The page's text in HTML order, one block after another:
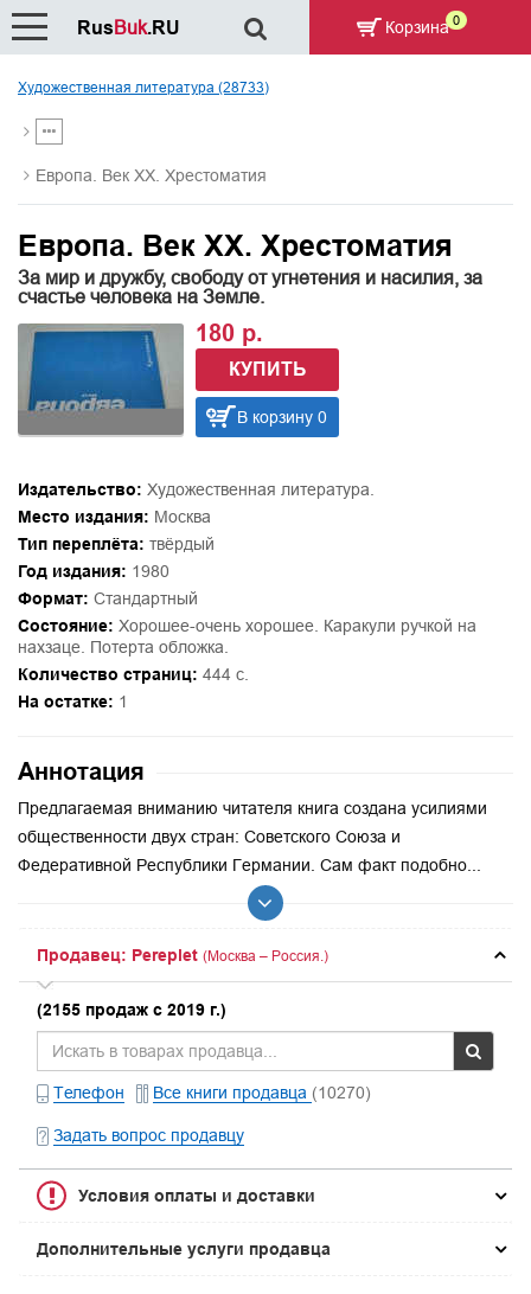
Художественная литература (28733)
Европа. Век ХХ. Хрестоматия
Европа. Век ХХ. Хрестоматия
За мир и дружбу, свободу от угнетения и насилия, за
счастье человека на Земле.
180 р.
КУПИТЬ
В корзину 0
Издательство: Художественная литература.
Место издания: Москва
Тип переплёта: твёрдый
Год издания: 1980
Формат: Стандартный
Состояние: Хорошее-очень хорошее. Каракули ручкой на
нахзаце. Потерта обложка.
Количество страниц: 444 с.
На остатке: 1
Аннотация
Предлагаемая вниманию читателя книга создана усилиями
общественности двух стран: Советского Союза и
Федеративной Республики Германии. Сам факт подобно...
Продавец: Pereplet (Москва – Россия.)
(2155 продаж с 2019 г.)
Телефон Все книги продавца (10270)
Задать вопрос продавцу
Условия оплаты и доставки
Дополнительные услуги продавца
RusBuk.RU Корзина 0